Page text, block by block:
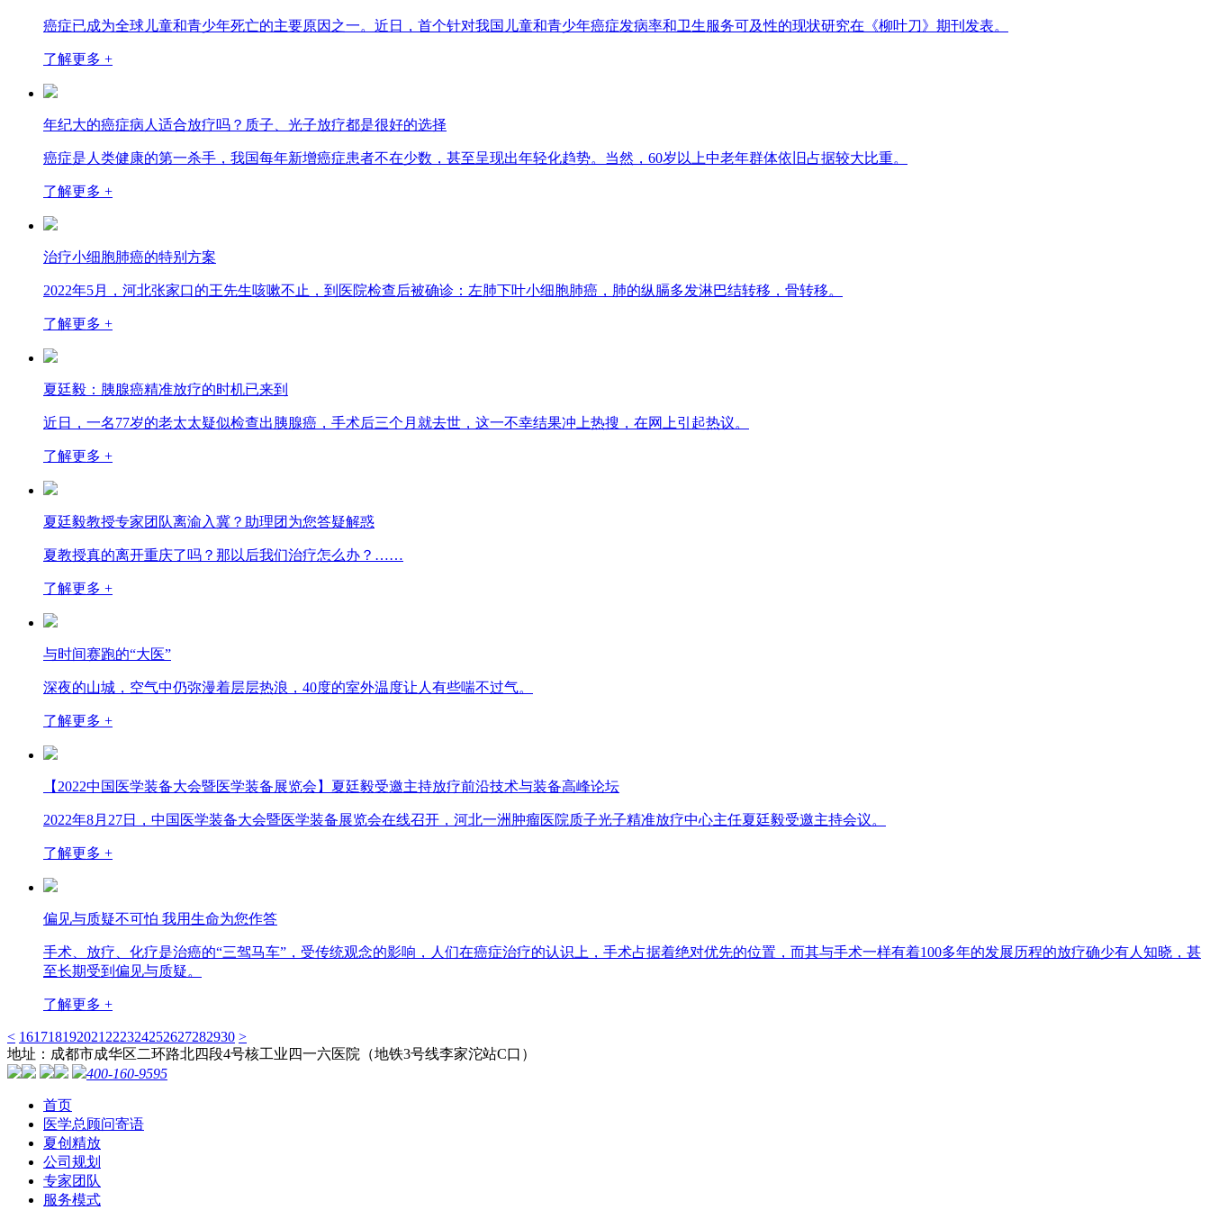
癌症已成为全球儿童和青少年死亡的主要原因之一。近日，首个针对我国儿童和青少年癌症发病率和卫生服务可及性的现状研究在《柳叶刀》期刊发表。
了解更多 +
年纪大的癌症病人适合放疗吗？质子、光子放疗都是很好的选择
癌症是人类健康的第一杀手，我国每年新增癌症患者不在少数，甚至呈现出年轻化趋势。当然，60岁以上中老年群体依旧占据较大比重。
了解更多 +
治疗小细胞肺癌的特别方案
2022年5月，河北张家口的王先生咳嗽不止，到医院检查后被确诊：左肺下叶小细胞肺癌，肺的纵膈多发淋巴结转移，骨转移。
了解更多 +
夏廷毅：胰腺癌精准放疗的时机已来到
近日，一名77岁的老太太疑似检查出胰腺癌，手术后三个月就去世，这一不幸结果冲上热搜，在网上引起热议。
了解更多 +
夏廷毅教授专家团队离渝入冀？助理团为您答疑解惑
夏教授真的离开重庆了吗？那以后我们治疗怎么办？……
了解更多 +
与时间赛跑的“大医”
深夜的山城，空气中仍弥漫着层层热浪，40度的室外温度让人有些喘不过气。
了解更多 +
【2022中国医学装备大会暨医学装备展览会】夏廷毅受邀主持放疗前沿技术与装备高峰论坛
2022年8月27日，中国医学装备大会暨医学装备展览会在线召开，河北一洲肿瘤医院质子光子精准放疗中心主任夏廷毅受邀主持会议。
了解更多 +
偏见与质疑不可怕 我用生命为您作答
手术、放疗、化疗是治癌的“三驾马车”，受传统观念的影响，人们在癌症治疗的认识上，手术占据着绝对优先的位置，而其与手术一样有着100多年的发展历程的放疗确少有人知晓，甚
至长期受到偏见与质疑。
了解更多 +
< 161718192021 222324252627282930 >
地址：成都市成华区二环路北四段4号核工业四一六医院（地铁3号线李家沱站C口）
400-160-9595
首页
医学总顾问寄语
夏创精放
公司规划
专家团队
服务模式